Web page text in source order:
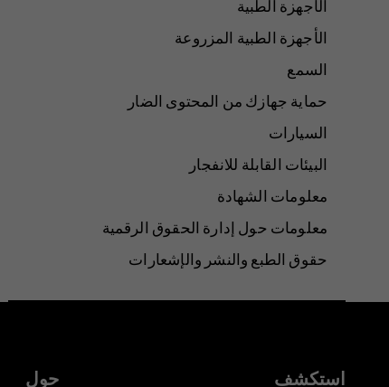
الأجهزة الطبية
الأجهزة الطبية المزروعة
السمع
حماية جهازك من المحتوى الضار
السيارات
البيئات القابلة للانفجار
معلومات الشهادة
معلومات حول إدارة الحقوق الرقمية
حقوق الطبع والنشر والإشعارات
استكشف
حول